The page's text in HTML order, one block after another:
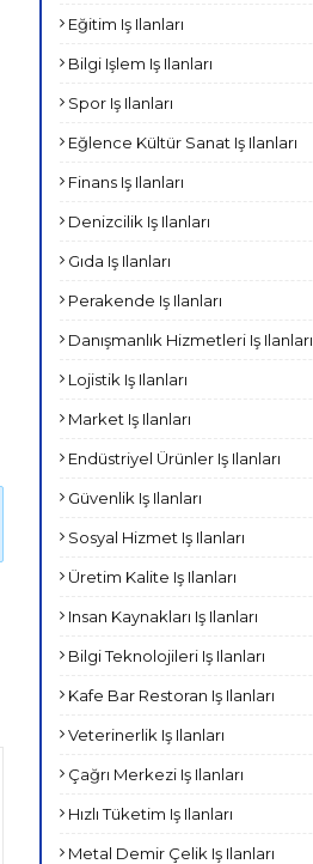
Eğitim Iş Ilanları
Bilgi Işlem Iş Ilanları
Spor Iş Ilanları
Eğlence Kültür Sanat Iş Ilanları
Finans Iş Ilanları
Denizcilik Iş Ilanları
Gıda Iş Ilanları
Perakende Iş Ilanları
Danışmanlık Hizmetleri Iş Ilanları
Lojistik Iş Ilanları
Market Iş Ilanları
Endüstriyel Ürünler Iş Ilanları
Güvenlik Iş Ilanları
Sosyal Hizmet Iş Ilanları
Üretim Kalite Iş Ilanları
Insan Kaynakları Iş Ilanları
Bilgi Teknolojileri Iş Ilanları
Kafe Bar Restoran Iş Ilanları
Veterinerlik Iş Ilanları
Çağrı Merkezi Iş Ilanları
Hızlı Tüketim Iş Ilanları
Metal Demir Çelik Iş Ilanları